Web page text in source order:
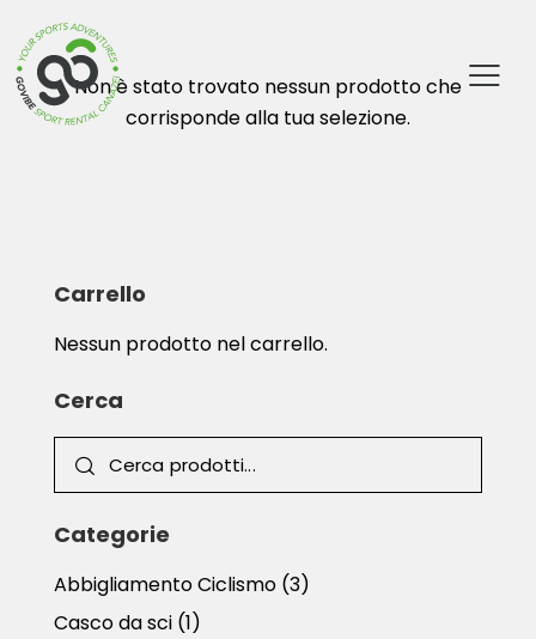
Non è stato trovato nessun prodotto che
corrisponde alla tua selezione.
Carrello
Nessun prodotto nel carrello.
Cerca
Categorie
Abbigliamento Ciclismo (3)
Casco da sci (1)